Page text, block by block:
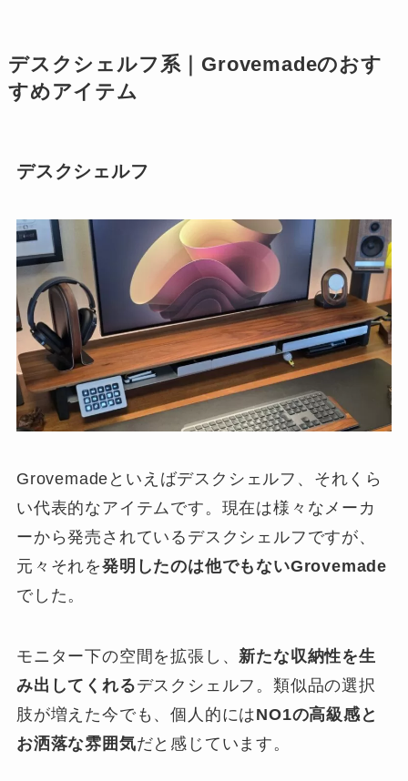
デスクシェルフ系｜Grovemadeのおす
すめアイテム
デスクシェルフ
Grovemadeといえばデスクシェルフ、それくら
い代表的なアイテムです。現在は様々なメーカ
ーから発売されているデスクシェルフですが、
元々それを発明したのは他でもないGrovemade
でした。
モニター下の空間を拡張し、新たな収納性を生
み出してくれるデスクシェルフ。類似品の選択
肢が増えた今でも、個人的にはNO1の高級感と
お洒落な雰囲気だと感じています。